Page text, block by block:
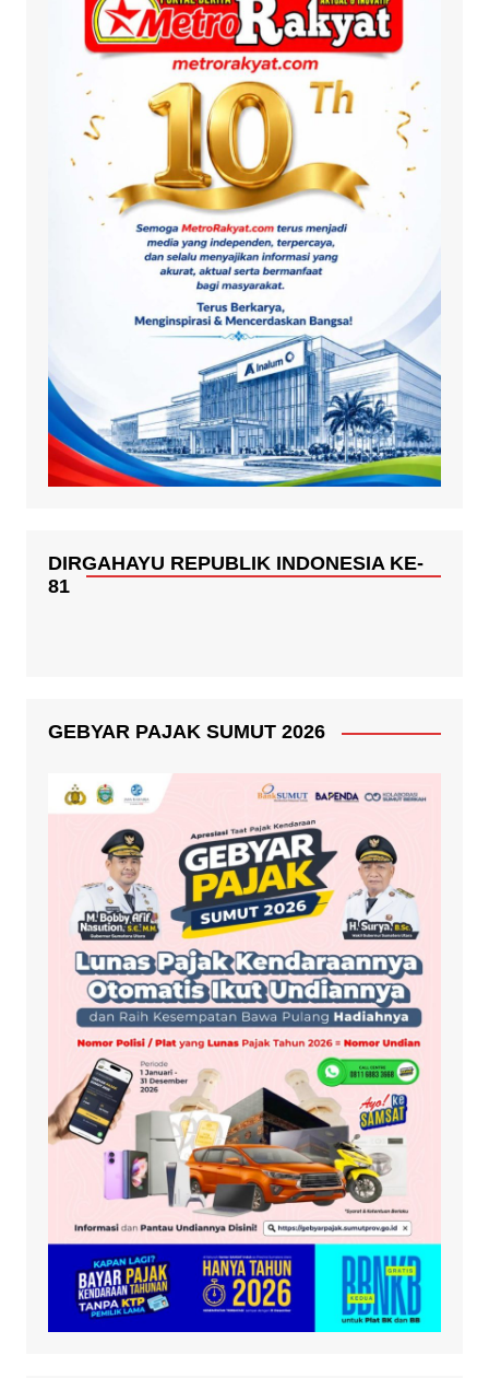
DIRGAHAYU REPUBLIK INDONESIA KE-
81
GEBYAR PAJAK SUMUT 2026